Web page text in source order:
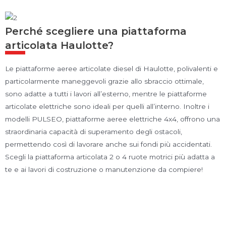
Perché scegliere una piattaforma
articolata Haulotte?
Le piattaforme aeree articolate diesel di Haulotte, polivalenti e
particolarmente maneggevoli grazie allo sbraccio ottimale,
sono adatte a tutti i lavori all’esterno, mentre le piattaforme
articolate elettriche sono ideali per quelli all’interno. Inoltre i
modelli PULSEO, piattaforme aeree elettriche 4x4, offrono una
straordinaria capacità di superamento degli ostacoli,
permettendo così di lavorare anche sui fondi più accidentati.
Scegli la piattaforma articolata 2 o 4 ruote motrici più adatta a
te e ai lavori di costruzione o manutenzione da compiere!